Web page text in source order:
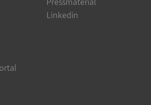
Linkedin
kakor tillåter
Webbplatsen kan inte
utan strikt nödvändiga cookies.